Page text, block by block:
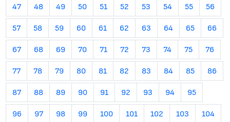
47 48 49 50 51 52 53 54 55 56
57 58 59 60 61 62 63 64 65 66
67 68 69 70 71 72 73 74 75 76
77 78 79 80 81 82 83 84 85 86
87 88 89 90 91 92 93 94 95
96 97 98 99 100 101 102 103 104